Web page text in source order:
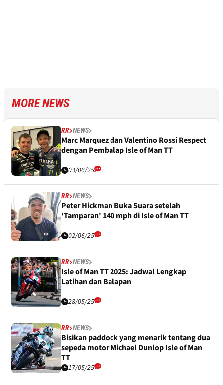
MORE NEWS
RR NEWS
Marc Marquez dan Valentino Rossi Respect
dengan Pembalap Isle of Man TT
03/06/25
RR NEWS
Peter Hickman Buka Suara setelah
'Tamparan' 140 mph di Isle of Man TT
02/06/25
RR NEWS
Isle of Man TT 2025: Jadwal Lengkap
Latihan dan Balapan
28/05/25
RR NEWS
Bisikan paddock yang menarik tentang dua
sepeda motor Michael Dunlop Isle of Man
TT
17/05/25